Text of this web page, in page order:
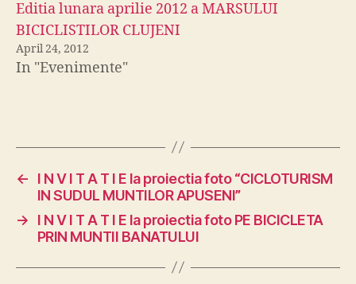
Editia lunara aprilie 2012 a MARSULUI
BICICLISTILOR CLUJENI
April 24, 2012
In "Evenimente"
←
I N V I T A T I E la proiectia foto “CICLOTURISM
IN SUDUL MUNTILOR APUSENI”
→
I N V I T A T I E la proiectia foto PE BICICLETA
PRIN MUNTII BANATULUI